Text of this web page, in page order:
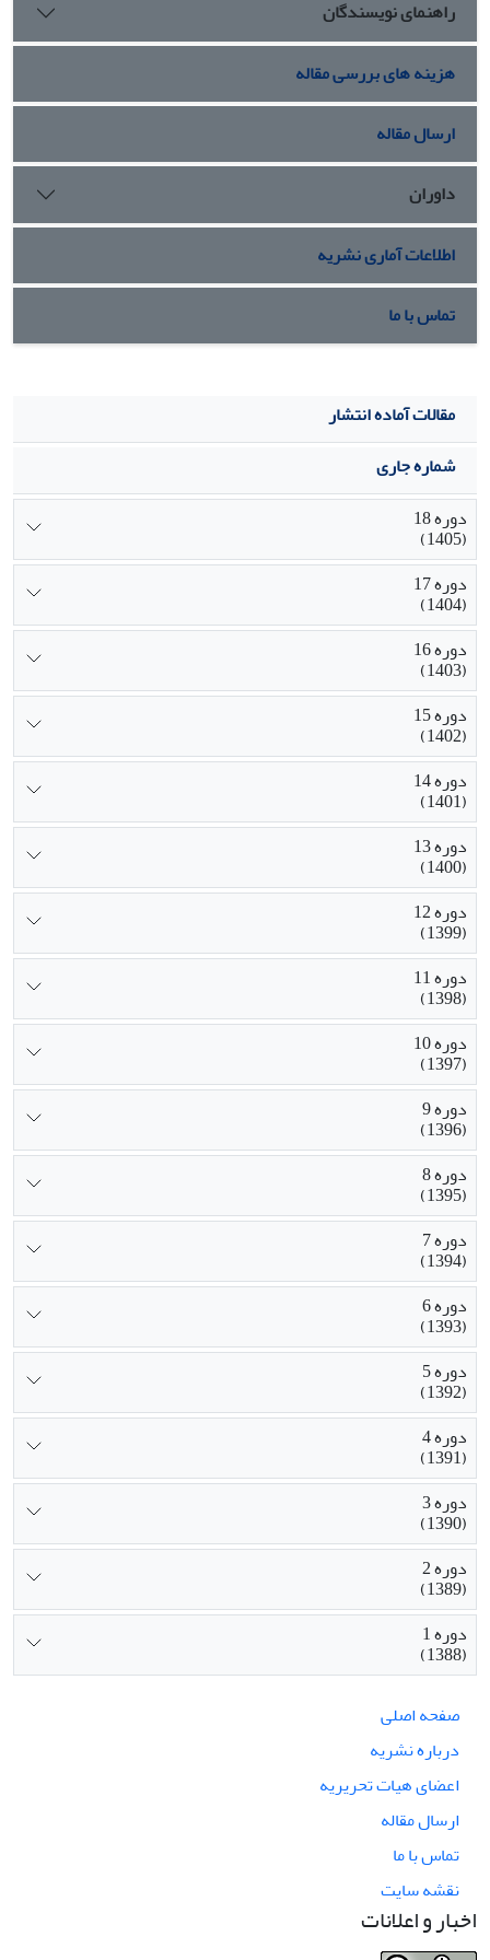
راهنمای نویسندگان
هزینه های بررسی مقاله
ارسال مقاله
داوران
اطلاعات آماری نشریه
تماس با ما
مقالات آماده انتشار
شماره جاری
دوره 18
(1405)
دوره 17
(1404)
دوره 16
(1403)
دوره 15
(1402)
دوره 14
(1401)
دوره 13
(1400)
دوره 12
(1399)
دوره 11
(1398)
دوره 10
(1397)
دوره 9
(1396)
دوره 8
(1395)
دوره 7
(1394)
دوره 6
(1393)
دوره 5
(1392)
دوره 4
(1391)
دوره 3
(1390)
دوره 2
(1389)
دوره 1
(1388)
صفحه اصلی
درباره نشریه
اعضای هیات تحریریه
ارسال مقاله
تماس با ما
نقشه سایت
اخبار و اعلانات